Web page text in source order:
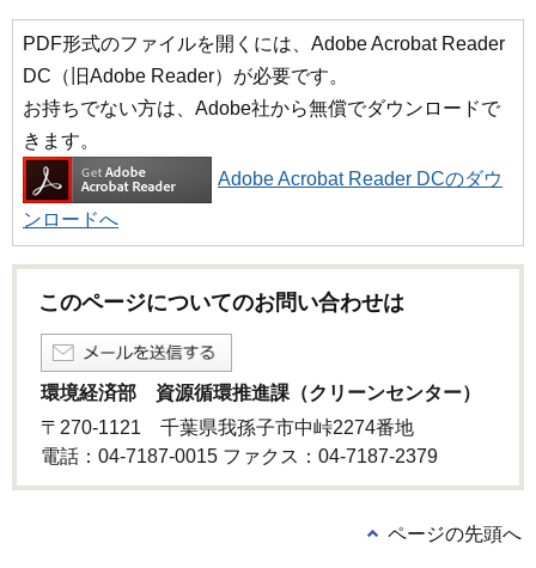
PDF形式のファイルを開くには、Adobe Acrobat Reader
DC（旧Adobe Reader）が必要です。
お持ちでない方は、Adobe社から無償でダウンロードで
きます。
Adobe Acrobat Reader DCのダウ
ンロードへ
このページについてのお問い合わせは
環境経済部 資源循環推進課（クリーンセンター）
〒270-1121 千葉県我孫子市中峠2274番地
電話：04-7187-0015 ファクス：04-7187-2379
ページの先頭へ